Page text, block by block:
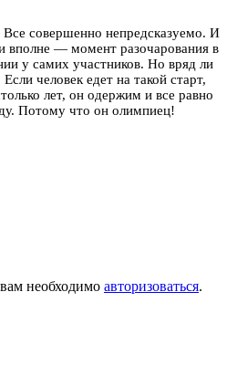
совершенно непредсказуемо. И
— момент разочарования в
у самих участников. Но вряд ли
человек едет на такой старт,
лет, он одержим и все равно
Потому что он олимпиец!
необходимо авторизоваться.